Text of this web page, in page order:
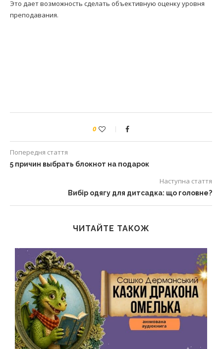
Это дает возможность сделать объективную оценку уровня
преподавания.
0
Попередня стаття
5 причин выбрать блокнот на подарок
Наступна стаття
Вибір одягу для дитсадка: що головне?
ЧИТАЙТЕ ТАКОЖ